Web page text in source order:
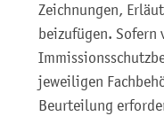
Zeichnungen,
beizufügen. Sofern
jeweiligen
Beurteilung